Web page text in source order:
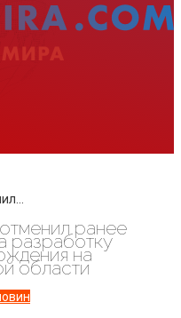
ранее
разработку
на
области